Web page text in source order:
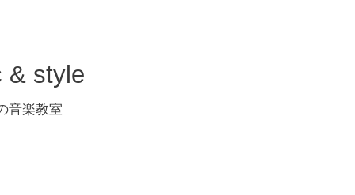
& style
音楽教室